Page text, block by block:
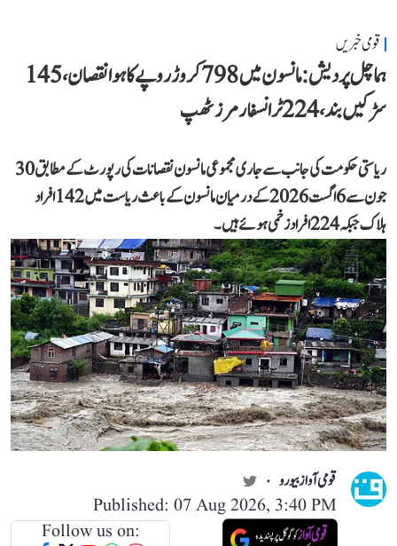
قومی خبریں
ہماچل پردیش: مانسون میں 798 کروڑ روپے کا ہوا نقصان، 145
سڑکیں بند، 224 ٹرانسفارمرز ٹھپ
ریاستی حکومت کی جانب سے جاری مجموعی مانسون نقصانات کی رپورٹ کے مطابق 30
جون سے 6 اگست 2026 کے درمیان مانسون کے باعث ریاست میں 142 افراد
ہلاک جبکہ 224 افراد زخمی ہوئے ہیں۔
قومی آواز بیورو
Published: 07 Aug 2026, 3:40 PM
Follow us on: